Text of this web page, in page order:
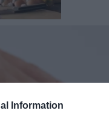
Information